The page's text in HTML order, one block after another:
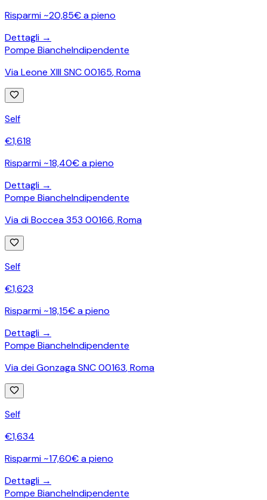
Risparmi ~20,85€ a pieno
Dettagli →
Pompe BiancheIndipendente
Via Leone XIII SNC 00165,Roma
Self
€1,618
Risparmi ~18,40€ a pieno
Dettagli →
Pompe BiancheIndipendente
Via di Boccea 353 00166,Roma
Self
€1,623
Risparmi ~18,15€ a pieno
Dettagli →
Pompe BiancheIndipendente
Via dei Gonzaga SNC 00163,Roma
Self
€1,634
Risparmi ~17,60€ a pieno
Dettagli →
Pompe BiancheIndipendente